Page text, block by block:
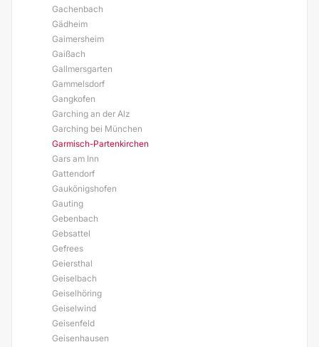
Gachenbach
Gädheim
Gaimersheim
Gaißach
Gallmersgarten
Gammelsdorf
Gangkofen
Garching an der Alz
Garching bei München
Garmisch-Partenkirchen
Gars am Inn
Gattendorf
Gaukönigshofen
Gauting
Gebenbach
Gebsattel
Gefrees
Geiersthal
Geiselbach
Geiselhöring
Geiselwind
Geisenfeld
Geisenhausen